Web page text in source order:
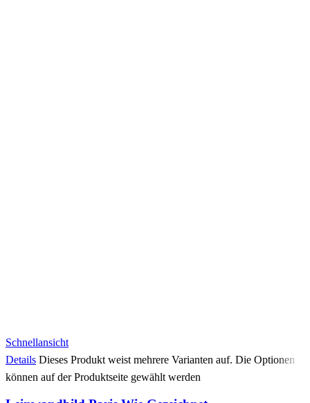
Schnellansicht
Details Dieses Produkt weist mehrere Varianten auf. Die Optionen
können auf der Produktseite gewählt werden